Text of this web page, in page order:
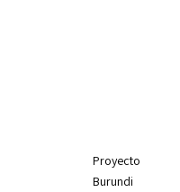
Proyecto
Burundi